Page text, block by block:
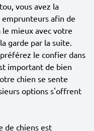
vous avez la
afin de
mieux avec votre
garde par la suite.
le confier dans
important de bien
chien se sente
options s'offrent
de chiens est